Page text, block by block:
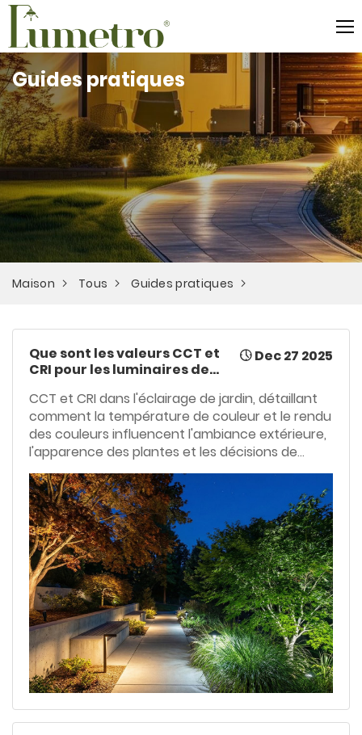
Guides pratiques
Maison Tous Guides pratiques
Que sont les valeurs CCT et
CRI pour les luminaires de
Dec 27 2025
CCT et CRI dans l'éclairage de jardin, détaillant
comment la température de couleur et le rendu
des couleurs influencent l'ambiance extérieure,
l'apparence des plantes et les décisions de
conception d'éclairage paysager professionnel.